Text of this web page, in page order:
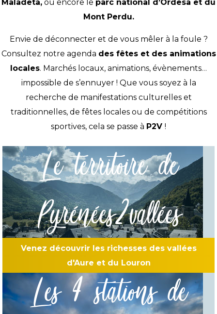
Maladeta, ou encore le parc national d’Ordesa et du
Mont Perdu.
Envie de déconnecter et de vous mêler à la foule ?
Consultez notre agenda des fêtes et des animations
locales. Marchés locaux, animations, évènements…
impossible de s’ennuyer ! Que vous soyez à la
recherche de manifestations culturelles et
traditionnelles, de fêtes locales ou de compétitions
sportives, cela se passe à P2V !
Le territoire de
Pyrénées2vallées
Venez découvrir les richesses des vallées
d'Aure et du Louron
Les 4 stations de